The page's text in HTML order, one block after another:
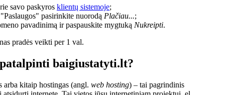
savo paskyros klientų sistemoje;
pasirinkite nuorodą Plačiau...;
pavadinimą ir paspauskite mygtuką Nukreipti.
pradės veikti per 1 val.
baigiustatyti.lt?
arba kitaip hostingas (angl. web hosting) – tai pagrindinis